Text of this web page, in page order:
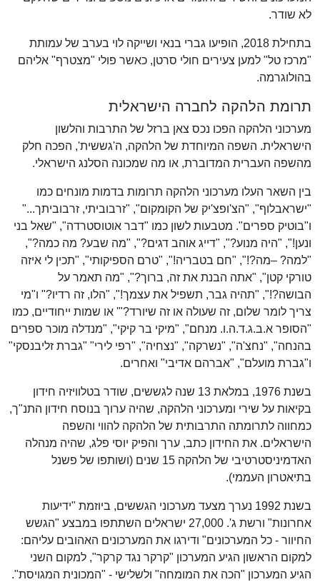
לא שודר.
בתחילת 2018, הופיעו גברי בנאי ושייקה לוי בערב של עמותת
"מרכז טל" למען צעירים חולי סרטן, כאשר פולי "מצטרף" אליהם
בהולוגרמה.
תרומת הלהקה לחברה הישראלית
מערכוני הלהקה הפכו נכס צאן ברזל של התרבות והלשון
הישראלית. השפה המיוחדת של הלהקה, ה'גששית', הפכה חלק
מהשפה העברית המדוברת, או מה שמכונה הסלנג הישראלי.
בין השאר העלו מערכוני הלהקה תרומות בדמות מונחים כמו
"ישראבלוף", "הצ'ופצ'יק של הקומקום", "זרבוביתי, זרבוביתך..."
ו"בוטיק ספרים". מטבעות לשון כמו "דבר אוטוסטרדה", "שאל בני
ונען!", "היה מנוע?", "דייג אוהב דגים?", "מה שבע? מה כמה?",
"למה? –מה?!", "חם בטבריה!", "טרם הספיקותי", "תכין לי איזה
טורקי קטן", "אתה הבנת את זה, ברוך?", "מה תאמר על
הבושה?!", "תהיה גבר, תשפיל את עצמך!", "הלו, זה רדיו?" ו"מי
צריך לומר שלום, זה שעולה או זה שיורד?"' או שמות ייחודיים, כמו
"הסופר א.ב.ג.ד.ה.ו. מנחם", "מיקי בר קיקי", "מנדלה מוכר ספרים
בהנחה", "נחצ'ה", "נשרקה", "נצחיה", "רפי לירי" "גברת זליבנסקי"
ו"גברת מועלם", "אברהם אדיבי" ואחרים.
בשנת 1976, במלאת 13 שנה לגששים, שודר בטלוויזיה חידון
בקיאות על שירי ומערכוני הלהקה, שהיה ערוך בנוסח חידון התנ"ך,
כמחווה לתרומתה התרבותית של הלהקה להווי והשפה
הישראלים. את החידון כתב, ערך והפיק יוסי פלג, שהיה מנהלה
האדמיניסטרטיבי של הלהקה 15 שנים (ושותפו של פשנל
בתיאטרון העממי).
בשנת 1992 נערך מצעד מערכוני הגששים, ביוזמת "ידיעות
אחרונות" ורשת ג'. 27,000 ישראלים השתתפו במבצע "הגשש
החיוור - כל המערכונים" ודירגו את המערכונים האהובים עליהם:
למקום הראשון הגיע המערכון "קרקר נגד קרקר", למקום השני
הגיע המערכון "הכה את המומחה" ולשלישי - "המכונית המגויסת".